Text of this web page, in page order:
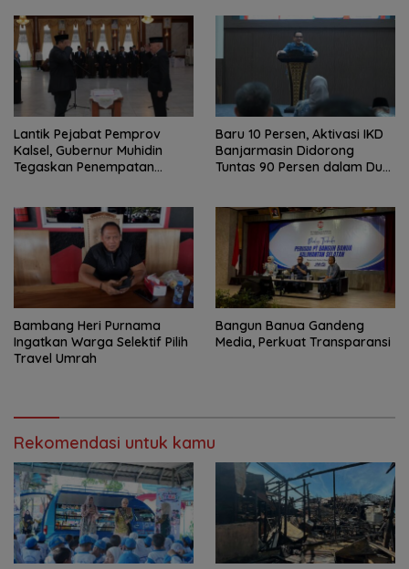
Lantik Pejabat Pemprov
Kalsel, Gubernur Muhidin
Tegaskan Penempatan
Baru 10 Persen, Aktivasi IKD
Banjarmasin Didorong
Tuntas 90 Persen dalam Dua
Bambang Heri Purnama
Ingatkan Warga Selektif Pilih
Travel Umrah
Bangun Banua Gandeng
Media, Perkuat Transparansi
Rekomendasi untuk kamu